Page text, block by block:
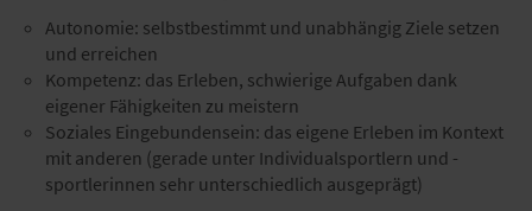
Autonomie: selbstbestimmt und unabhängig Ziele setzen
und erreichen
Kompetenz: das Erleben, schwierige Aufgaben dank
eigener Fähigkeiten zu meistern
Soziales Eingebundensein: das eigene Erleben im Kontext
mit anderen (gerade unter Individualsportlern und -
sportlerinnen sehr unterschiedlich ausgeprägt)